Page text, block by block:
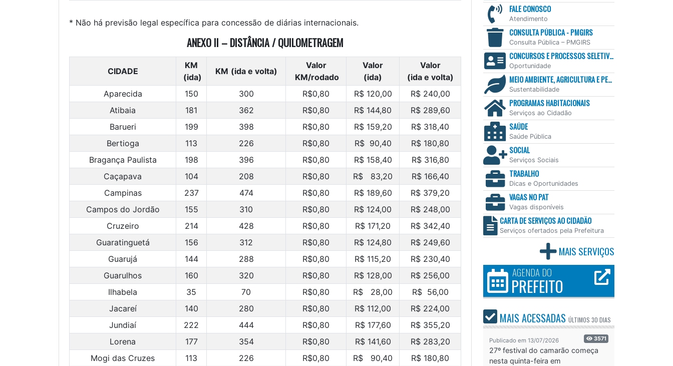
* Não há previsão legal específica para concessão de diárias internacionais.
ANEXO II – DISTÂNCIA / QUILOMETRAGEM
CIDADE
KM
(ida)
KM (ida e volta)
Valor
KM/rodado
Valor
(ida)
Valor
(ida e volta)
Aparecida
150 300 R$0,80 R$ 120,00
R$ 240,00
Atibaia
181 362 R$0,80 R$ 144,80
R$ 289,60
Barueri
199 398 R$0,80 R$ 159,20
R$ 318,40
Bertioga
113 226 R$0,80 R$ 90,40
R$ 180,80
Bragança Paulista
198 396 R$0,80 R$ 158,40
R$ 316,80
Caçapava
104 208 R$0,80 R$ 83,20
R$ 166,40
Campinas
237 474 R$0,80 R$ 189,60
R$ 379,20
Campos do Jordão
155 310 R$0,80 R$ 124,00
R$ 248,00
Cruzeiro
214 428 R$0,80 R$ 171,20
R$ 342,40
Guaratinguetá
156 312 R$0,80 R$ 124,80
R$ 249,60
Guarujá
144 288 R$0,80 R$ 115,20
R$ 230,40
Guarulhos
160 320 R$0,80 R$ 128,00
R$ 256,00
Ilhabela
35 70 R$0,80 R$ 28,00
R$ 56,00
Jacareí
140 280 R$0,80 R$ 112,00
R$ 224,00
Jundiaí
222 444 R$0,80 R$ 177,60
R$ 355,20
Lorena
177 354 R$0,80 R$ 141,60
R$ 283,20
Mogi das Cruzes
113 226 R$0,80 R$ 90,40
R$ 180,80
FALE CONOSCO
Atendimento
CONSULTA PÚBLICA - PMGIRS
Consulta Pública – PMGIRS
CONCURSOS E PROCESSOS SELETIVOS
Oportunidade
MEIO AMBIENTE, AGRICULTURA E PESCA
Sustentabilidade
PROGRAMAS HABITACIONAIS
Serviços ao Cidadão
SAÚDE
Saúde Pública
SOCIAL
Serviços Sociais
TRABALHO
Dicas e Oportunidades
VAGAS NO PAT
Vagas disponíveis
CARTA DE SERVIÇOS AO CIDADÃO
Serviços ofertados pela Prefeitura
MAIS SERVIÇOS
AGENDA DO
PREFEITO
MAIS ACESSADAS ÚLTIMOS 30 DIAS
Publicado em 13/07/2026 3571
27º festival do camarão começa
nesta quinta-feira em